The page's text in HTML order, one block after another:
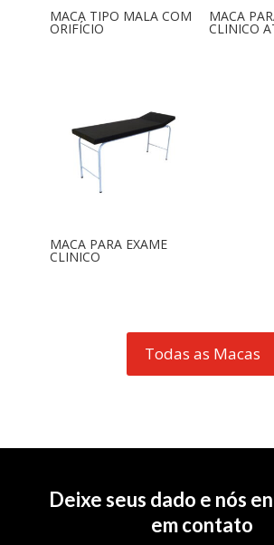
MACA TIPO MALA COM
ORIFÍCIO
MACA
CLINICO
MACA PARA EXAME
CLINICO
Todas as Macas
Deixe seus dado e nós
em contato